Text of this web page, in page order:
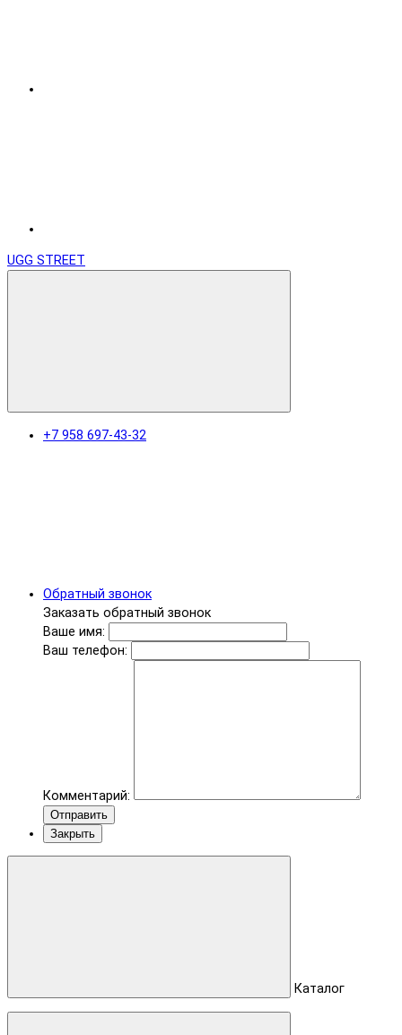
UGG STREET
+7 958 697-43-32
Обратный звонок
Заказать обратный звонок
Ваше имя:
Ваш телефон:
Комментарий:
Отправить
Закрыть
Каталог